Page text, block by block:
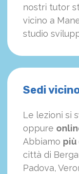
nostri tutor
vicino a
studio
Sedi
Le lezioni si
oppure
Abbiamo più
città di
Padova,